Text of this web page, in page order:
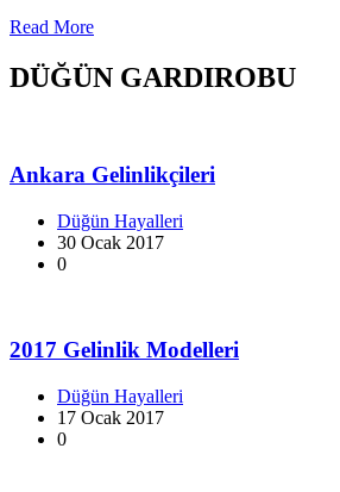
Read More
DÜĞÜN GARDIROBU
Ankara Gelinlikçileri
Düğün Hayalleri
30 Ocak 2017
0
2017 Gelinlik Modelleri
Düğün Hayalleri
17 Ocak 2017
0